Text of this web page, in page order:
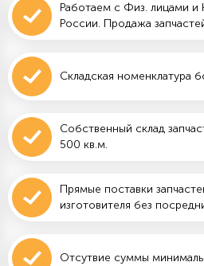
Работаем с Физ. лицами
России. Продажа
Складская номенклатура
Собственный склад
500 кв.м.
Прямые поставки
изготовителя без
Отсутвие суммы